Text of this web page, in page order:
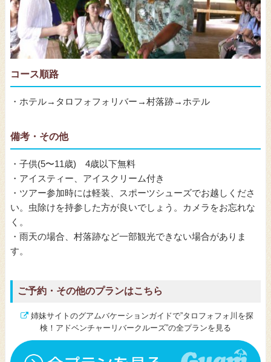
コース順路
・ホテル→タロフォフォリバー→村落跡→ホテル
備考・その他
・子供(5〜11歳) 4歳以下無料
・アイスティー、アイスクリーム付き
・ツアー参加時には軽装、スポーツシューズでお越しくださ
い。虫除けを持参した方が良いでしょう。カメラをお忘れな
く。
・雨天の場合、村落跡など一部観光できない場合がありま
す。
ご予約・その他のプランはこちら
姉妹サイトのグアムバケーションガイドで”タロフォフォ川を探
検！アドベンチャーリバークルーズ”の全プランを見る